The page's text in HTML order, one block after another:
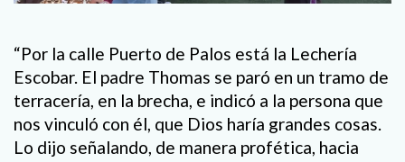
“Por la calle Puerto de Palos está la Lechería
Escobar. El padre Thomas se paró en un tramo de
terracería, en la brecha, e indicó a la persona que
nos vinculó con él, que Dios haría grandes cosas.
Lo dijo señalando, de manera profética, hacia